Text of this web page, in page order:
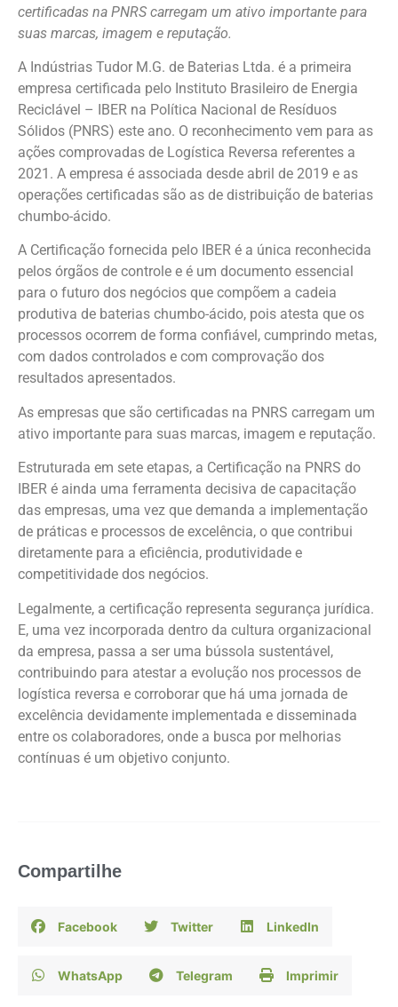
certificadas na PNRS carregam um ativo importante para
suas marcas, imagem e reputação.
A Indústrias Tudor M.G. de Baterias Ltda. é a primeira
empresa certificada pelo Instituto Brasileiro de Energia
Reciclável – IBER na Política Nacional de Resíduos
Sólidos (PNRS) este ano. O reconhecimento vem para as
ações comprovadas de Logística Reversa referentes a
2021. A empresa é associada desde abril de 2019 e as
operações certificadas são as de distribuição de baterias
chumbo-ácido.
A Certificação fornecida pelo IBER é a única reconhecida
pelos órgãos de controle e é um documento essencial
para o futuro dos negócios que compõem a cadeia
produtiva de baterias chumbo-ácido, pois atesta que os
processos ocorrem de forma confiável, cumprindo metas,
com dados controlados e com comprovação dos
resultados apresentados.
As empresas que são certificadas na PNRS carregam um
ativo importante para suas marcas, imagem e reputação.
Estruturada em sete etapas, a Certificação na PNRS do
IBER é ainda uma ferramenta decisiva de capacitação
das empresas, uma vez que demanda a implementação
de práticas e processos de excelência, o que contribui
diretamente para a eficiência, produtividade e
competitividade dos negócios.
Legalmente, a certificação representa segurança jurídica.
E, uma vez incorporada dentro da cultura organizacional
da empresa, passa a ser uma bússola sustentável,
contribuindo para atestar a evolução nos processos de
logística reversa e corroborar que há uma jornada de
excelência devidamente implementada e disseminada
entre os colaboradores, onde a busca por melhorias
contínuas é um objetivo conjunto.
Compartilhe
Facebook Twitter LinkedIn
WhatsApp Telegram Imprimir